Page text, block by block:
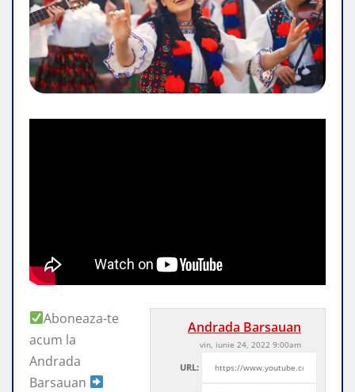
Andrada Barsauan
vin, iunie 24, 2022 9:00am
URL:
Aboneaza-te
acum la
Andrada
Barsauan